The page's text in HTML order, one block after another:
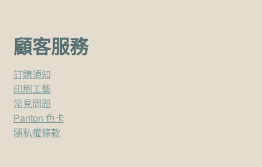
顧客服務
訂購須知
印刷工藝
常見問題
Panton 色卡
隱私權條款